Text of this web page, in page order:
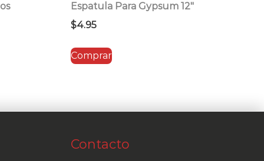
Espatula Para Gypsum 12″
$4.95
Comprar
Contacto